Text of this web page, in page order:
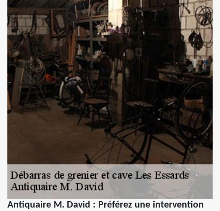
Antiquaire M. David : Préférez une intervention